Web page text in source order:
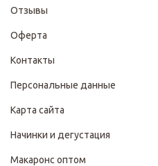
Отзывы
Оферта
Контакты
Персональные данные
Карта сайта
Начинки и дегустация
Макаронс оптом